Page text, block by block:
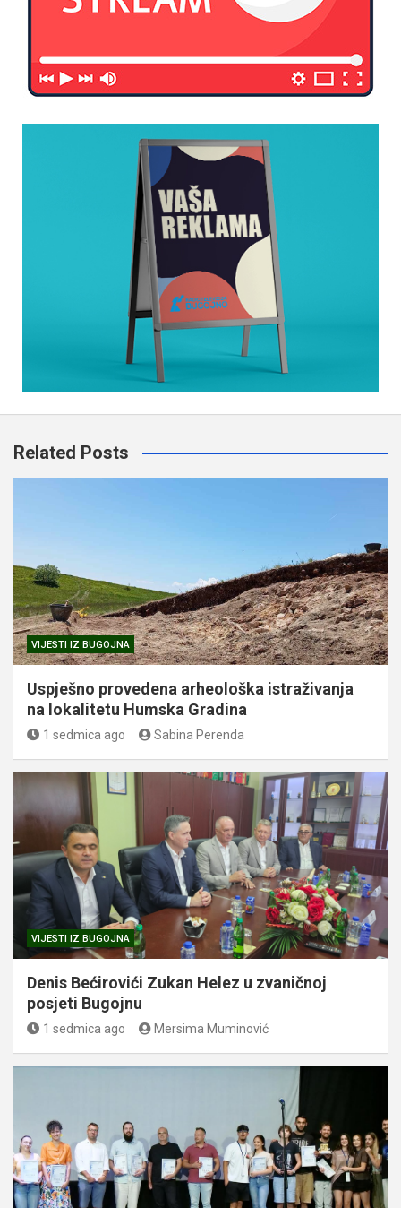
Related Posts
VIJESTI IZ BUGOJNA
Uspješno provedena arheološka istraživanja
na lokalitetu Humska Gradina
1 sedmica ago Sabina Perenda
VIJESTI IZ BUGOJNA
Denis Bećirovići Zukan Helez u zvaničnoj
posjeti Bugojnu
1 sedmica ago Mersima Muminović